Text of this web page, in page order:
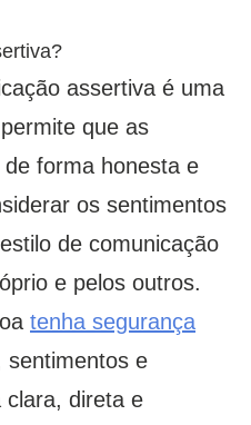
assertiva é uma
que as
forma honesta e
os sentimentos
de comunicação
e pelos outros.
tenha segurança
sentimentos e
clara, direta e